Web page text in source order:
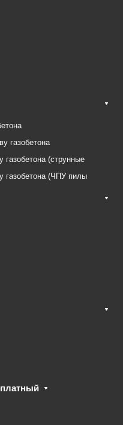
газобетона
газобетона (струнные
газобетона (ЧПУ пилы